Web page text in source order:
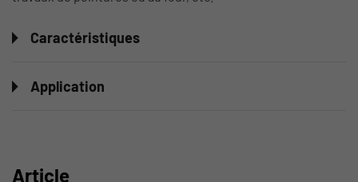
Caractéristiques
Application
Article